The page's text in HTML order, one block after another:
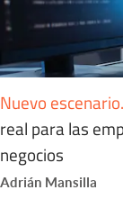
Nuevo escenario.
real para las
negocios
Adrián Mansilla